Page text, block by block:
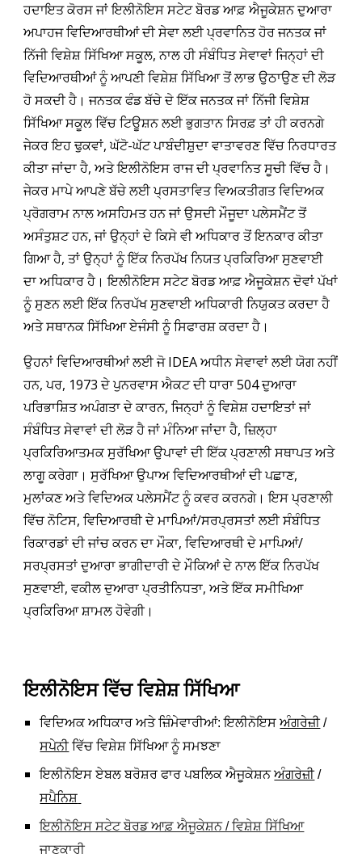
ਹਦਾਇਤ ਕੋਰਸ ਜਾਂ ਇਲੀਨੋਇਸ ਸਟੇਟ ਬੋਰਡ ਆਫ਼ ਐਜੂਕੇਸ਼ਨ ਦੁਆਰਾ
ਅਪਾਹਜ ਵਿਦਿਆਰਥੀਆਂ ਦੀ ਸੇਵਾ ਲਈ ਪ੍ਰਵਾਨਿਤ ਹੋਰ ਜਨਤਕ ਜਾਂ
ਨਿੱਜੀ ਵਿਸ਼ੇਸ਼ ਸਿੱਖਿਆ ਸਕੂਲ, ਨਾਲ ਹੀ ਸੰਬੰਧਿਤ ਸੇਵਾਵਾਂ ਜਿਨ੍ਹਾਂ ਦੀ
ਵਿਦਿਆਰਥੀਆਂ ਨੂੰ ਆਪਣੀ ਵਿਸ਼ੇਸ਼ ਸਿੱਖਿਆ ਤੋਂ ਲਾਭ ਉਠਾਉਣ ਦੀ ਲੋੜ
ਹੋ ਸਕਦੀ ਹੈ। ਜਨਤਕ ਫੰਡ ਬੱਚੇ ਦੇ ਇੱਕ ਜਨਤਕ ਜਾਂ ਨਿੱਜੀ ਵਿਸ਼ੇਸ਼
ਸਿੱਖਿਆ ਸਕੂਲ ਵਿੱਚ ਟਿਊਸ਼ਨ ਲਈ ਭੁਗਤਾਨ ਸਿਰਫ਼ ਤਾਂ ਹੀ ਕਰਨਗੇ
ਜੇਕਰ ਇਹ ਢੁਕਵਾਂ, ਘੱਟੋ-ਘੱਟ ਪਾਬੰਦੀਸ਼ੁਦਾ ਵਾਤਾਵਰਣ ਵਿੱਚ ਨਿਰਧਾਰਤ
ਕੀਤਾ ਜਾਂਦਾ ਹੈ, ਅਤੇ ਇਲੀਨੋਇਸ ਰਾਜ ਦੀ ਪ੍ਰਵਾਨਿਤ ਸੂਚੀ ਵਿੱਚ ਹੈ।
ਜੇਕਰ ਮਾਪੇ ਆਪਣੇ ਬੱਚੇ ਲਈ ਪ੍ਰਸਤਾਵਿਤ ਵਿਅਕਤੀਗਤ ਵਿਦਿਅਕ
ਪ੍ਰੋਗਰਾਮ ਨਾਲ ਅਸਹਿਮਤ ਹਨ ਜਾਂ ਉਸਦੀ ਮੌਜੂਦਾ ਪਲੇਸਮੈਂਟ ਤੋਂ
ਅਸੰਤੁਸ਼ਟ ਹਨ, ਜਾਂ ਉਨ੍ਹਾਂ ਦੇ ਕਿਸੇ ਵੀ ਅਧਿਕਾਰ ਤੋਂ ਇਨਕਾਰ ਕੀਤਾ
ਗਿਆ ਹੈ, ਤਾਂ ਉਨ੍ਹਾਂ ਨੂੰ ਇੱਕ ਨਿਰਪੱਖ ਨਿਯਤ ਪ੍ਰਕਿਰਿਆ ਸੁਣਵਾਈ
ਦਾ ਅਧਿਕਾਰ ਹੈ। ਇਲੀਨੋਇਸ ਸਟੇਟ ਬੋਰਡ ਆਫ਼ ਐਜੂਕੇਸ਼ਨ ਦੋਵਾਂ ਪੱਖਾਂ
ਨੂੰ ਸੁਣਨ ਲਈ ਇੱਕ ਨਿਰਪੱਖ ਸੁਣਵਾਈ ਅਧਿਕਾਰੀ ਨਿਯੁਕਤ ਕਰਦਾ ਹੈ
ਅਤੇ ਸਥਾਨਕ ਸਿੱਖਿਆ ਏਜੰਸੀ ਨੂੰ ਸਿਫਾਰਸ਼ ਕਰਦਾ ਹੈ।
ਉਹਨਾਂ ਵਿਦਿਆਰਥੀਆਂ ਲਈ ਜੋ IDEA ਅਧੀਨ ਸੇਵਾਵਾਂ ਲਈ ਯੋਗ ਨਹੀਂ
ਹਨ, ਪਰ, 1973 ਦੇ ਪੁਨਰਵਾਸ ਐਕਟ ਦੀ ਧਾਰਾ 504 ਦੁਆਰਾ
ਪਰਿਭਾਸ਼ਿਤ ਅਪੰਗਤਾ ਦੇ ਕਾਰਨ, ਜਿਨ੍ਹਾਂ ਨੂੰ ਵਿਸ਼ੇਸ਼ ਹਦਾਇਤਾਂ ਜਾਂ
ਸੰਬੰਧਿਤ ਸੇਵਾਵਾਂ ਦੀ ਲੋੜ ਹੈ ਜਾਂ ਮੰਨਿਆ ਜਾਂਦਾ ਹੈ, ਜ਼ਿਲ੍ਹਾ
ਪ੍ਰਕਿਰਿਆਤਮਕ ਸੁਰੱਖਿਆ ਉਪਾਵਾਂ ਦੀ ਇੱਕ ਪ੍ਰਣਾਲੀ ਸਥਾਪਤ ਅਤੇ
ਲਾਗੂ ਕਰੇਗਾ। ਸੁਰੱਖਿਆ ਉਪਾਅ ਵਿਦਿਆਰਥੀਆਂ ਦੀ ਪਛਾਣ,
ਮੁਲਾਂਕਣ ਅਤੇ ਵਿਦਿਅਕ ਪਲੇਸਮੈਂਟ ਨੂੰ ਕਵਰ ਕਰਨਗੇ। ਇਸ ਪ੍ਰਣਾਲੀ
ਵਿੱਚ ਨੋਟਿਸ, ਵਿਦਿਆਰਥੀ ਦੇ ਮਾਪਿਆਂ/ਸਰਪ੍ਰਸਤਾਂ ਲਈ ਸੰਬੰਧਿਤ
ਰਿਕਾਰਡਾਂ ਦੀ ਜਾਂਚ ਕਰਨ ਦਾ ਮੌਕਾ, ਵਿਦਿਆਰਥੀ ਦੇ ਮਾਪਿਆਂ/
ਸਰਪ੍ਰਸਤਾਂ ਦੁਆਰਾ ਭਾਗੀਦਾਰੀ ਦੇ ਮੌਕਿਆਂ ਦੇ ਨਾਲ ਇੱਕ ਨਿਰਪੱਖ
ਸੁਣਵਾਈ, ਵਕੀਲ ਦੁਆਰਾ ਪ੍ਰਤੀਨਿਧਤਾ, ਅਤੇ ਇੱਕ ਸਮੀਖਿਆ
ਪ੍ਰਕਿਰਿਆ ਸ਼ਾਮਲ ਹੋਵੇਗੀ।
ਇਲੀਨੋਇਸ ਵਿੱਚ ਵਿਸ਼ੇਸ਼ ਸਿੱਖਿਆ
ਵਿਦਿਅਕ ਅਧਿਕਾਰ ਅਤੇ ਜ਼ਿੰਮੇਵਾਰੀਆਂ: ਇਲੀਨੋਇਸ ਅੰਗਰੇਜ਼ੀ /
ਸਪੇਨੀਵਿੱਚ ਵਿਸ਼ੇਸ਼ ਸਿੱਖਿਆ ਨੂੰ ਸਮਝਣਾ
ਇਲੀਨੋਇਸ ਏਬਲ ਬਰੋਸ਼ਰ ਫਾਰ ਪਬਲਿਕ ਐਜੂਕੇਸ਼ਨ ਅੰਗਰੇਜ਼ੀ /
ਸਪੈਨਿਸ਼
ਇਲੀਨੋਇਸ ਸਟੇਟ ਬੋਰਡ ਆਫ਼ ਐਜੂਕੇਸ਼ਨ / ਵਿਸ਼ੇਸ਼ ਸਿੱਖਿਆ
ਜਾਣਕਾਰੀ